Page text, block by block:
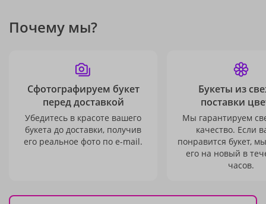
Почему мы?
Сфотографируем букет
перед доставкой
Убедитесь в красоте вашего
букета до доставки, получив
его реальное фото по e-mail.
Букеты из
поставки
Мы гарантируем
качество. Если
понравится букет,
его на новый в
часов.